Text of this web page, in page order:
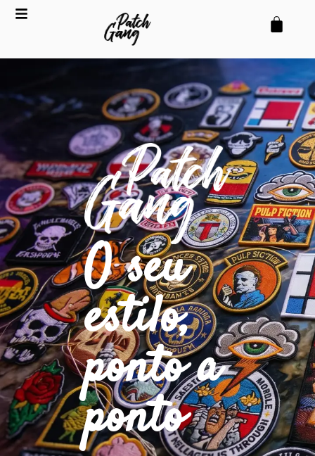
conteúdo
O seu
estilo,
ponto a
ponto